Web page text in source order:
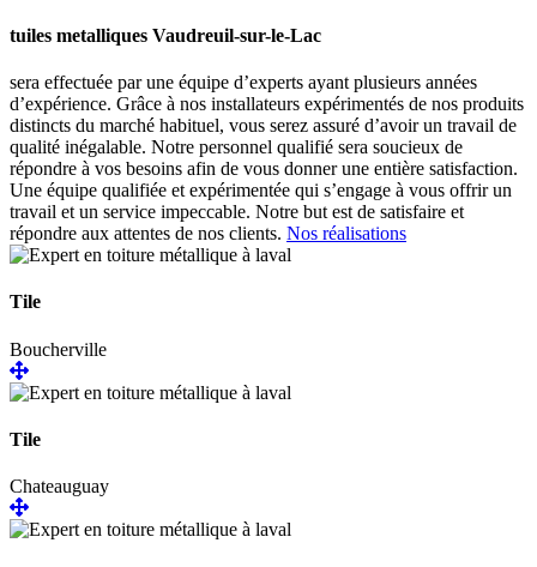
tuiles metalliques Vaudreuil-sur-le-Lac
sera effectuée par une équipe d’experts ayant plusieurs années
d’expérience. Grâce à nos installateurs expérimentés de nos produits
distincts du marché habituel, vous serez assuré d’avoir un travail de
qualité inégalable. Notre personnel qualifié sera soucieux de
répondre à vos besoins afin de vous donner une entière satisfaction.
Une équipe qualifiée et expérimentée qui s’engage à vous offrir un
travail et un service impeccable. Notre but est de satisfaire et
répondre aux attentes de nos clients. Nos réalisations
Tile
Boucherville
Tile
Chateauguay